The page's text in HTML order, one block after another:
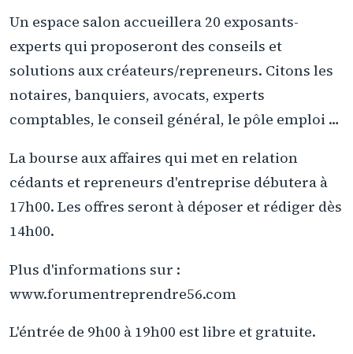
Un espace salon accueillera 20 exposants-
experts qui proposeront des conseils et
solutions aux créateurs/repreneurs. Citons les
notaires, banquiers, avocats, experts
comptables, le conseil général, le pôle emploi …
La bourse aux affaires qui met en relation
cédants et repreneurs d'entreprise débutera à
17h00. Les offres seront à déposer et rédiger dès
14h00.
Plus d'informations sur :
www.forumentreprendre56.com
L'éntrée de 9h00 à 19h00 est libre et gratuite.